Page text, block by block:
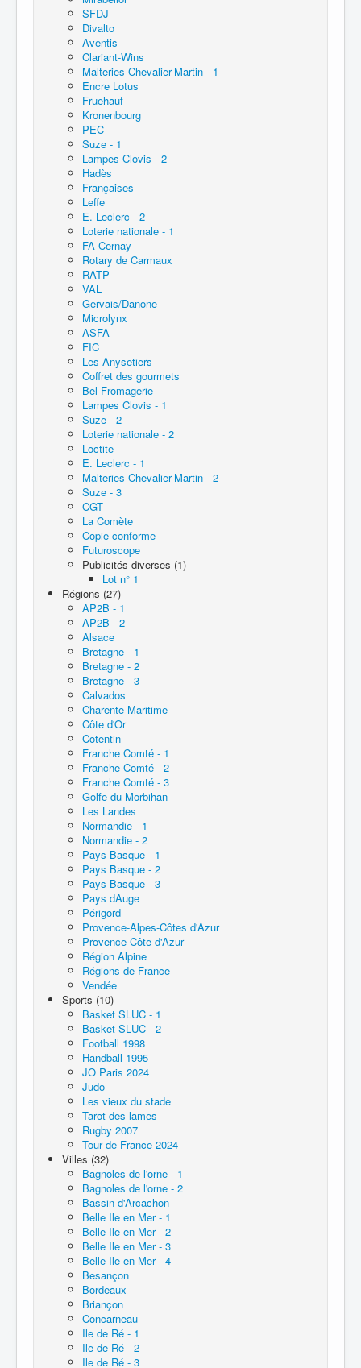
SFDJ
Divalto
Aventis
Clariant-Wins
Malteries Chevalier-Martin - 1
Encre Lotus
Fruehauf
Kronenbourg
PEC
Suze - 1
Lampes Clovis - 2
Hadès
Françaises
Leffe
E. Leclerc - 2
Loterie nationale - 1
FA Cernay
Rotary de Carmaux
RATP
VAL
Gervais/Danone
Microlynx
ASFA
FIC
Les Anysetiers
Coffret des gourmets
Bel Fromagerie
Lampes Clovis - 1
Suze - 2
Loterie nationale - 2
Loctite
E. Leclerc - 1
Malteries Chevalier-Martin - 2
Suze - 3
CGT
La Comète
Copie conforme
Futuroscope
Publicités diverses (1)
Lot n° 1
Régions (27)
AP2B - 1
AP2B - 2
Alsace
Bretagne - 1
Bretagne - 2
Bretagne - 3
Calvados
Charente Maritime
Côte d'Or
Cotentin
Franche Comté - 1
Franche Comté - 2
Franche Comté - 3
Golfe du Morbihan
Les Landes
Normandie - 1
Normandie - 2
Pays Basque - 1
Pays Basque - 2
Pays Basque - 3
Pays dAuge
Périgord
Provence-Alpes-Côtes d'Azur
Provence-Côte d'Azur
Région Alpine
Régions de France
Vendée
Sports (10)
Basket SLUC - 1
Basket SLUC - 2
Football 1998
Handball 1995
JO Paris 2024
Judo
Les vieux du stade
Tarot des lames
Rugby 2007
Tour de France 2024
Villes (32)
Bagnoles de l'orne - 1
Bagnoles de l'orne - 2
Bassin d'Arcachon
Belle Ile en Mer - 1
Belle Ile en Mer - 2
Belle Ile en Mer - 3
Belle Ile en Mer - 4
Besançon
Bordeaux
Briançon
Concarneau
Ile de Ré - 1
Ile de Ré - 2
Ile de Ré - 3